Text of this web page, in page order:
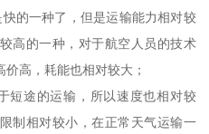
的一种了，但是运输能力相对较
高的一种，对于航空人员的技术
高，耗能也相对较大；
短途的运输，所以速度也相对较
制相对较小，在正常天气运输一